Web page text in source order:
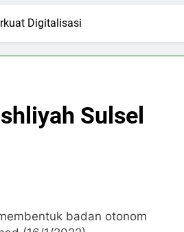
Digitalisasi
Sulsel
badan otonom